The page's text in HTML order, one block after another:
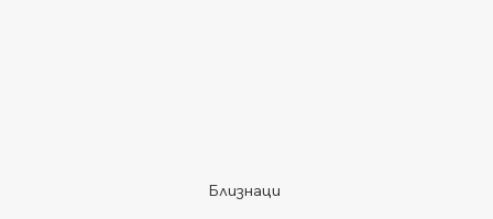
Близнаци